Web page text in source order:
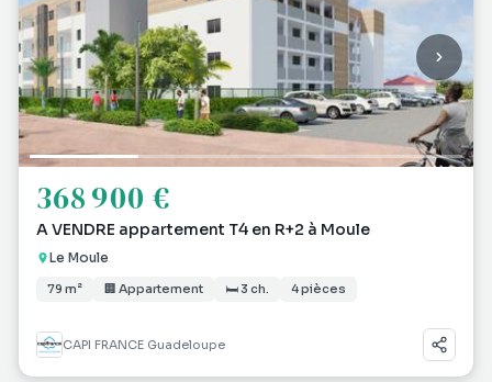
368 900 €
A VENDRE appartement T4 en R+2 à Moule
Le Moule
79 m² 🏢 Appartement 🛏 3 ch. 4 pièces
CAPI FRANCE Guadeloupe